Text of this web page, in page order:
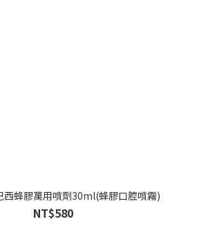
西蜂膠萬用噴劑30ml(蜂膠口腔噴霧)
NT$580